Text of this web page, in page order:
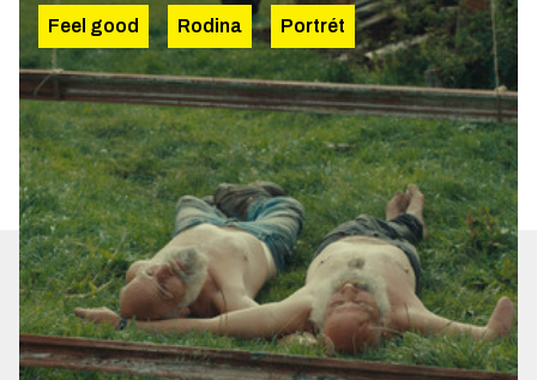
Feel good Rodina Portrét